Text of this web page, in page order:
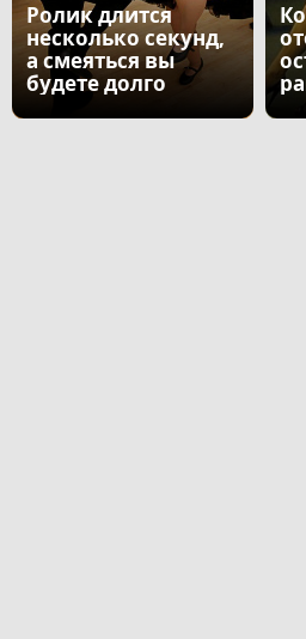
Ролик длится
несколько секунд,
а смеяться вы
будете долго